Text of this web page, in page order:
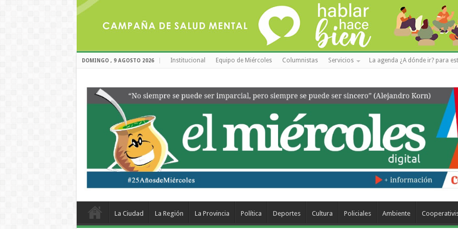
DOMINGO , 9 AGOSTO 2026 Institucional Equipo de Miércoles Columnistas Servicios La agenda ¿A dónde ir? para
La Ciudad La Región La Provincia Política Deportes Cultura Policiales Ambiente